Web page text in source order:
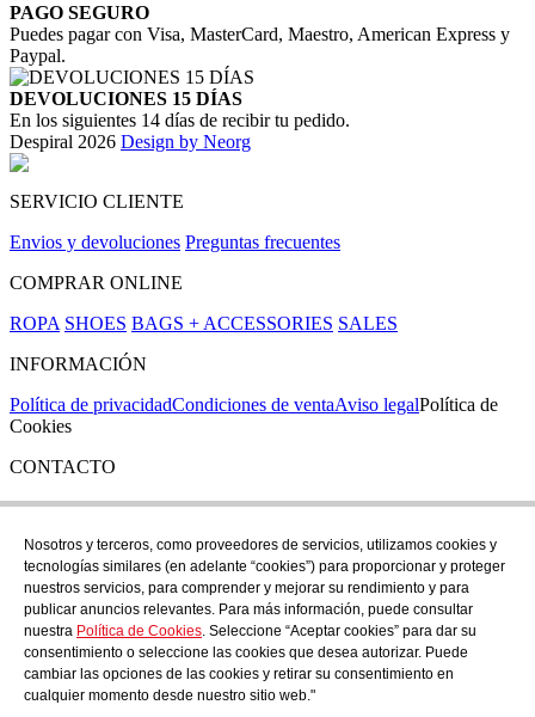
PAGO SEGURO
Puedes pagar con Visa, MasterCard, Maestro, American Express y
Paypal.
DEVOLUCIONES 15 DÍAS
En los siguientes 14 días de recibir tu pedido.
Despiral 2026 Design by Neorg
SERVICIO CLIENTE
Envios y devoluciones Preguntas frecuentes
COMPRAR ONLINE
ROPA SHOES BAGS + ACCESSORIES SALES
INFORMACIÓN
Política de privacidadCondiciones de ventaAviso legalPolítica de
Cookies
CONTACTO
Si tienes cualquier duda puedes contactar con nosotros en nuestra
TEL: +34 972 21 30 04
EMAIL: despiral@despiral.com
SÍGUENOS EN
Instagram
Nosotros y terceros, como proveedores de servicios, utilizamos cookies y
tecnologías similares (en adelante “cookies”) para proporcionar y proteger
nuestros servicios, para comprender y mejorar su rendimiento y para
publicar anuncios relevantes. Para más información, puede consultar
nuestra Política de Cookies. Seleccione “Aceptar cookies” para dar su
consentimiento o seleccione las cookies que desea autorizar. Puede
cambiar las opciones de las cookies y retirar su consentimiento en
cualquier momento desde nuestro sitio web."